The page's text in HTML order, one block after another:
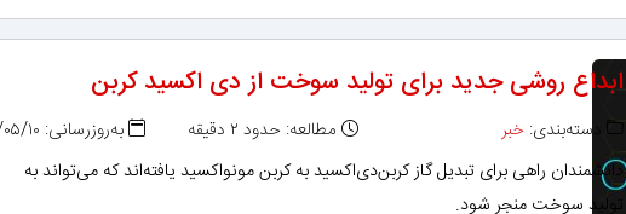
ابداع روشی جدید برای تولید سوخت از دی اکسید کربن
دسته‌بندی: خبر مطالعه: حدود ۲ دقیقه
به‌روزرسانی: ۱۳۹۶/۰۵/۱۰
دانشمندان راهی برای تبدیل گاز کربن‌دی‌اکسید به کربن مونواکسید یافته‌اند که می‌تواند به
تولید سوخت منجر شود.